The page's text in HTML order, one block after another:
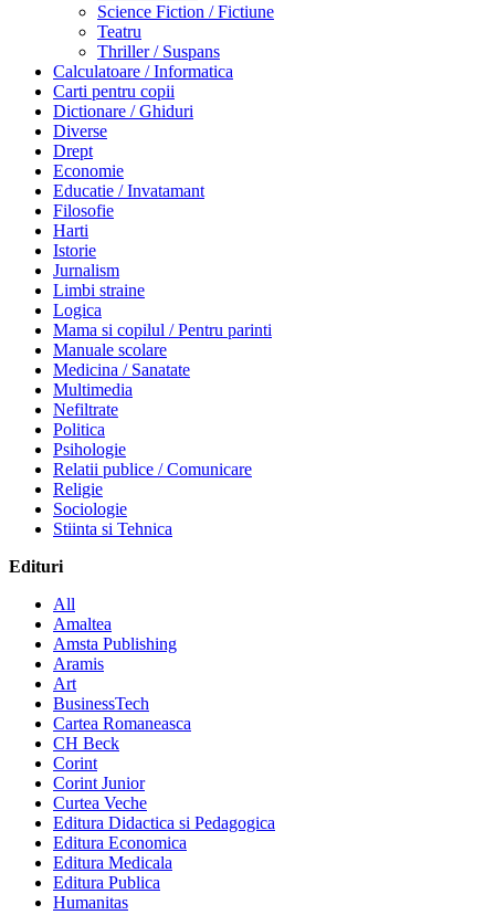
Science Fiction / Fictiune
Teatru
Thriller / Suspans
Calculatoare / Informatica
Carti pentru copii
Dictionare / Ghiduri
Diverse
Drept
Economie
Educatie / Invatamant
Filosofie
Harti
Istorie
Jurnalism
Limbi straine
Logica
Mama si copilul / Pentru parinti
Manuale scolare
Medicina / Sanatate
Multimedia
Nefiltrate
Politica
Psihologie
Relatii publice / Comunicare
Religie
Sociologie
Stiinta si Tehnica
Edituri
All
Amaltea
Amsta Publishing
Aramis
Art
BusinessTech
Cartea Romaneasca
CH Beck
Corint
Corint Junior
Curtea Veche
Editura Didactica si Pedagogica
Editura Economica
Editura Medicala
Editura Publica
Humanitas